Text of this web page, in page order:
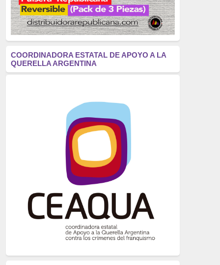
genocidio
(1234)
mujer
(1070)
Eventos
(914)
Crímenes del franquismo
(721)
(699)
(607)
neofranquismo
(567)
Justicia Universal
Derechos Humanos
(522)
Nacionalcatolicismo
(514)
COORDINADORA ESTATAL DE APOYO A LA
QUERELLA ARGENTINA